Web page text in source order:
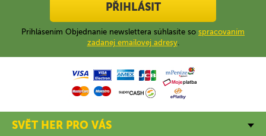
PŘIHLÁSIT
Prihlásením Objednanie newslettera súhlasíte so spracovaním
zadanej emailovej adresy.
SVĚT HER PRO VÁS